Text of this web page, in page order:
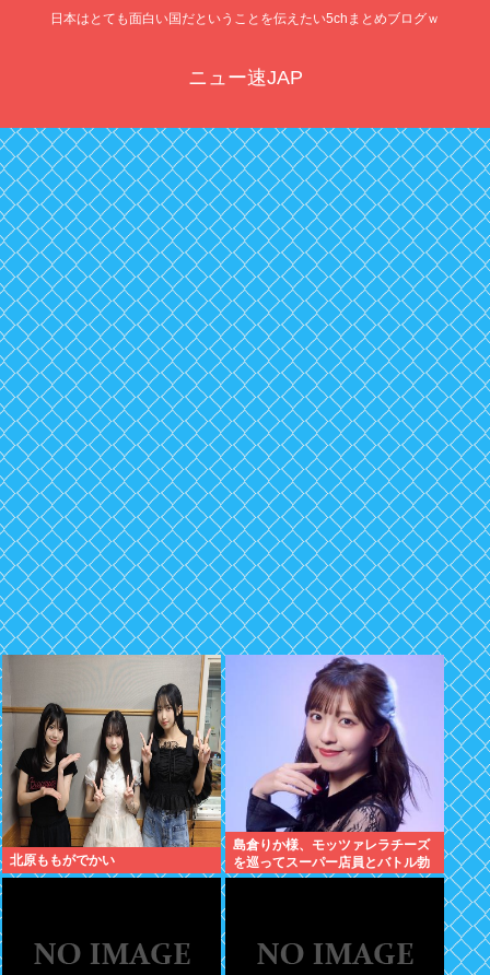
日本はとても面白い国だということを伝えたい5chまとめブログｗ
ニュー速JAP
北原ももがでかい
島倉りか様、モッツァレラチーズ
を巡ってスーパー店員とバトル勃
発ｗｗｗ